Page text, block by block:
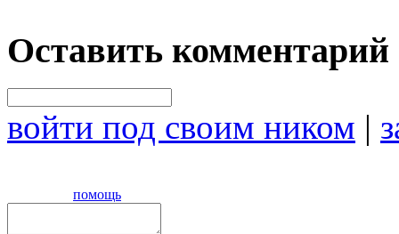
Оставить комментарий
войти под своим ником |
помощь